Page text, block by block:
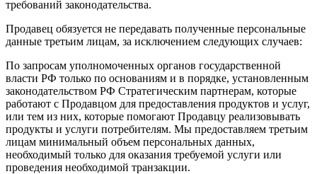
требований законодательства.
Продавец обязуется не передавать полученные персональные
данные третьим лицам, за исключением следующих случаев:
По запросам уполномоченных органов государственной
власти РФ только по основаниям и в порядке, установленным
законодательством РФ Стратегическим партнерам, которые
работают с Продавцом для предоставления продуктов и услуг,
или тем из них, которые помогают Продавцу реализовывать
продукты и услуги потребителям. Мы предоставляем третьим
лицам минимальный объем персональных данных,
необходимый только для оказания требуемой услуги или
проведения необходимой транзакции.